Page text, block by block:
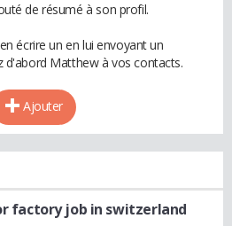
de résumé à son profil.
écrire un en lui envoyant un
d'abord Matthew à vos contacts.
Ajouter
factory job in switzerland